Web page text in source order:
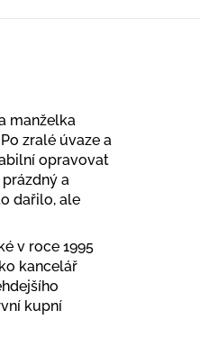
manželka
zralé úvaze a
opravovat
a
dařilo, ale
v roce 1995
kancelář
kupní